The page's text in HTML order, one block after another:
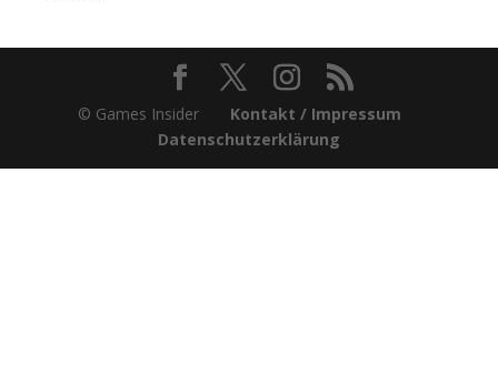
© Games Insider Kontakt / Impressum
Datenschutzerklärung